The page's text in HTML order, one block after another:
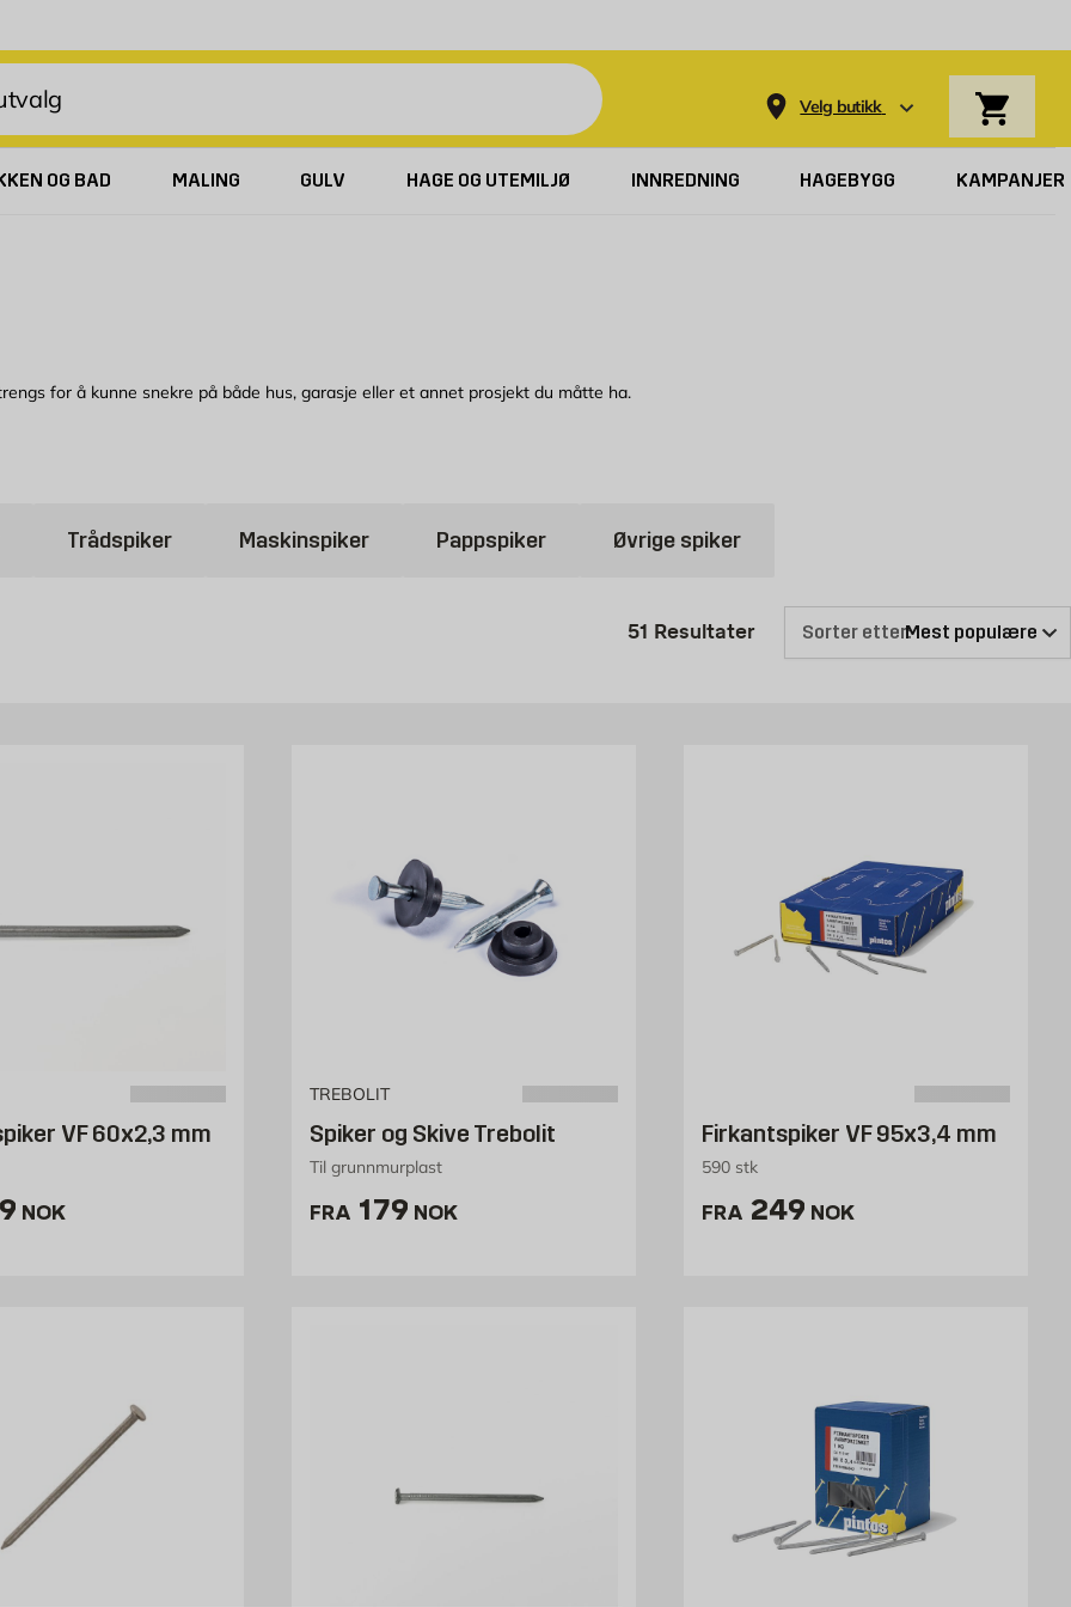
Velg butikk
OG BAD MALING GULV HAGE OG UTEMILJØ INNREDNING HAGEBYGG KAMPANJER
for å kunne snekre på både hus, garasje eller et annet prosjekt du måtte ha.
må være galvanisert for å unngå rust dersom den skal være utendørs. Husk også på å bruke spikre med korrekt lengde. Hovedregelen
Enten det bare er snakk om å henge opp en list med en spiker eller to, eller sette opp et helt uthus i hagen, vil du alltid få den gode
Trådspiker Maskinspiker Pappspiker Øvrige spiker
51 ResultaterProduktlisten er oppdatert: 51
Sorter etter:
VF 60x2,3 mm
109 NOK /stk
NOK
TREBOLIT
Spiker og Skive Trebolit
Til grunnmurplast
FRA Pris 179 NOK /stk
179 NOK
Firkantspiker VF 95x3,4 mm
590 stk
FRA Pris 249 NOK /stk
249 NOK